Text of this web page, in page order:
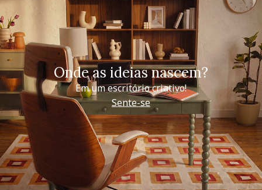
Onde as ideias nascem?
Em um escritório criativo!
Sente-se